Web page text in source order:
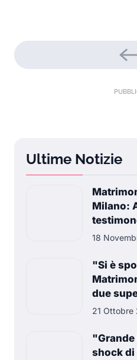
Ultime Notizie
Milano:
18
"Si è
due
21 Ottobre
shock di